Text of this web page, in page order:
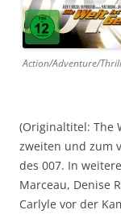
Action/Adventure/
(Originaltitel: The
zweiten und zum
des 007. In
Marceau, Denise
Carlyle vor der